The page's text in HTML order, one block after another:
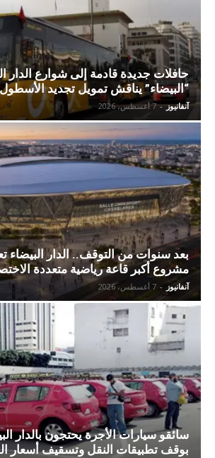
حافلات جديدة قادمة إلى شوارع الدار
“البيضاء” يناقش تمويل تجديد الأسطول
آنفانيوز - 7 أغسطس، 2026
بعد سنوات من التوقف.. الدار البيضاء
مشروع أكبر قاعة رياضية متعددة
آنفانيوز - 7 أغسطس، 2026
سائقو سيارات الأجرة يحتجون بالدار
بوقف تطبيقات النقل وتسقيف أسعار